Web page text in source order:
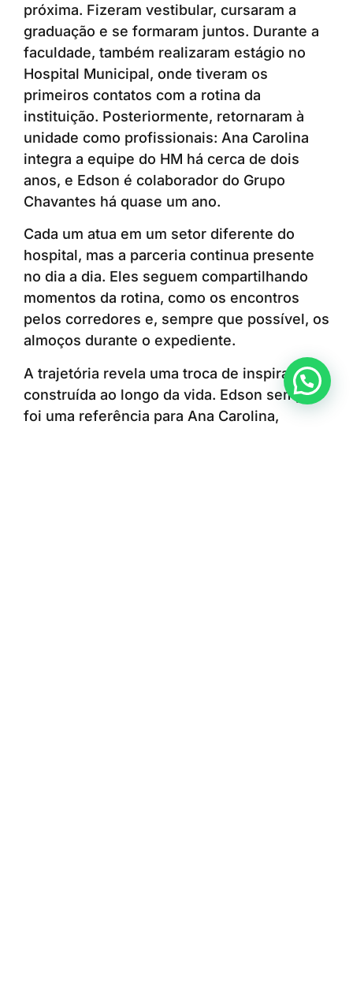
próxima. Fizeram vestibular, cursaram a
graduação e se formaram juntos. Durante a
faculdade, também realizaram estágio no
Hospital Municipal, onde tiveram os
primeiros contatos com a rotina da
instituição. Posteriormente, retornaram à
unidade como profissionais: Ana Carolina
integra a equipe do HM há cerca de dois
anos, e Edson é colaborador do Grupo
Chavantes há quase um ano.
Cada um atua em um setor diferente do
hospital, mas a parceria continua presente
no dia a dia. Eles seguem compartilhando
momentos da rotina, como os encontros
pelos corredores e, sempre que possível, os
almoços durante o expediente.
A trajetória revela uma troca de inspirações
construída ao longo da vida. Edson sempre
foi uma referência para Ana Carolina,
Anunciar ou recomendar matéria